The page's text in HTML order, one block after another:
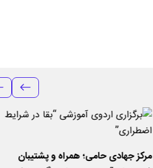
مرکز جهادی حامی؛ همراه و پشتیبان